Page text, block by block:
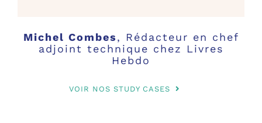
Michel Combes,
Rédacteur en chef
adjoint technique chez Livres
Hebdo
VOIR NOS STUDY CASES